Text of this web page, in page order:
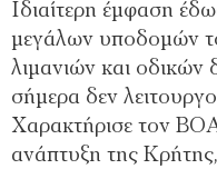
Ιδιαίτερη έμφαση
μεγάλων υποδομών
λιμανιών και οδικών
σήμερα δεν
Χαρακτήρισε τον
ανάπτυξη της